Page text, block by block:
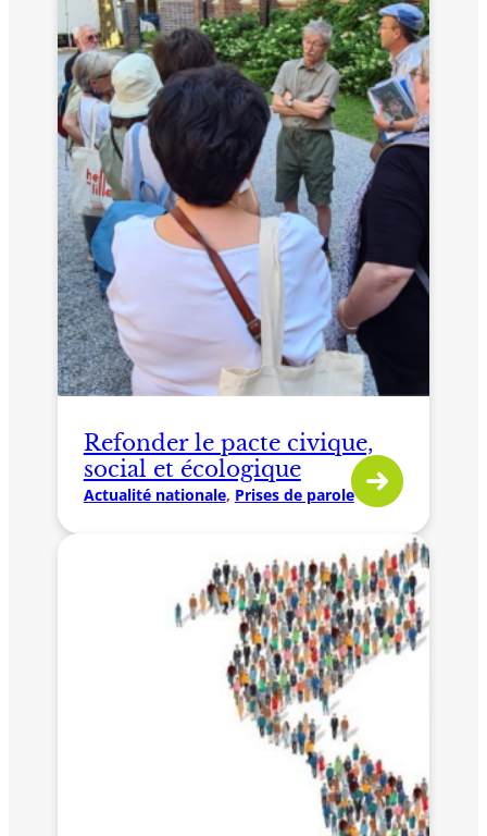
Refonder le pacte civique,
social et écologique
Actualité nationale, Prises de parole